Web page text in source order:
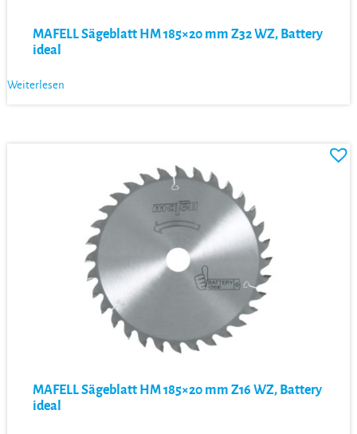
MAFELL Sägeblatt HM 185×20 mm Z32 WZ, Battery
ideal
Weiterlesen
MAFELL Sägeblatt HM 185×20 mm Z16 WZ, Battery
ideal